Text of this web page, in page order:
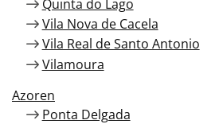
Quinta do Lago
Vila Nova de Cacela
Vila Real de Santo Antonio
Vilamoura
Azoren
Ponta Delgada